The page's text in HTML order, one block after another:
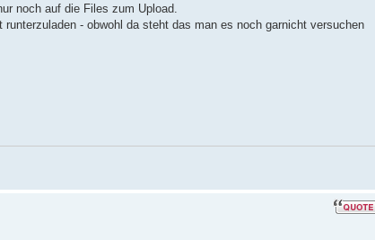
noch auf die Files zum Upload.
- obwohl da steht das man es noch garnicht versuchen